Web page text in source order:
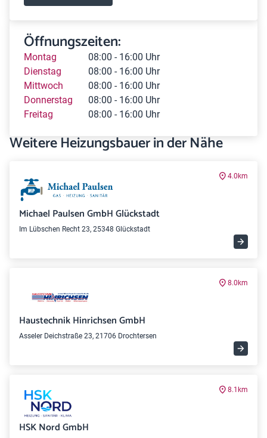
Öffnungszeiten:
Montag
08:00 - 16:00 Uhr
Dienstag
08:00 - 16:00 Uhr
Mittwoch
08:00 - 16:00 Uhr
Donnerstag
08:00 - 16:00 Uhr
Freitag
08:00 - 16:00 Uhr
Weitere Heizungsbauer in der Nähe
4.0km
Michael Paulsen GmbH Glückstadt
Im Lübschen Recht 23, 25348 Glückstadt
8.0km
Haustechnik Hinrichsen GmbH
Asseler Deichstraße 23, 21706 Drochtersen
8.1km
HSK Nord GmbH